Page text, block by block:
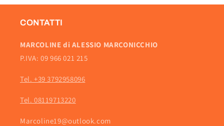
CONTATTI
MARCOLINE di ALESSIO MARCONICCHIO
P.IVA: 09 966 021 215
Tel. +39 3792958096
Tel. 08119713220
Marcoline19@outlook.com